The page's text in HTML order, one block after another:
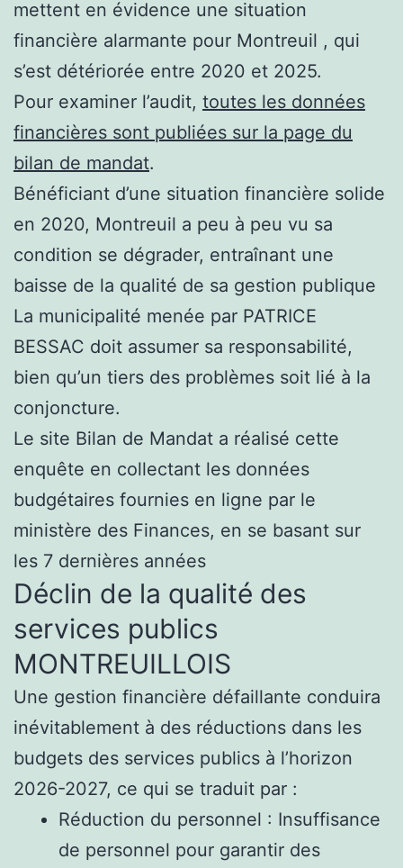
mettent en évidence une situation
financière alarmante pour Montreuil , qui
s’est détériorée entre 2020 et 2025.
Pour examiner l’audit, toutes les données
financières sont publiées sur la page du
bilan de mandat.
Bénéficiant d’une situation financière solide
en 2020, Montreuil a peu à peu vu sa
condition se dégrader, entraînant une
baisse de la qualité de sa gestion publique
La municipalité menée par PATRICE
BESSAC doit assumer sa responsabilité,
bien qu’un tiers des problèmes soit lié à la
conjoncture.
Le site Bilan de Mandat a réalisé cette
enquête en collectant les données
budgétaires fournies en ligne par le
ministère des Finances, en se basant sur
les 7 dernières années
Déclin de la qualité des
services publics
MONTREUILLOIS
Une gestion financière défaillante conduira
inévitablement à des réductions dans les
budgets des services publics à l’horizon
2026-2027, ce qui se traduit par :
Réduction du personnel : Insuffisance
de personnel pour garantir des